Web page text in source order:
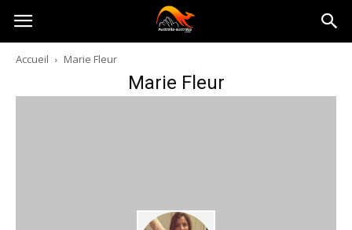
Australia-
australie.com
Accueil Marie Fleur
Marie Fleur